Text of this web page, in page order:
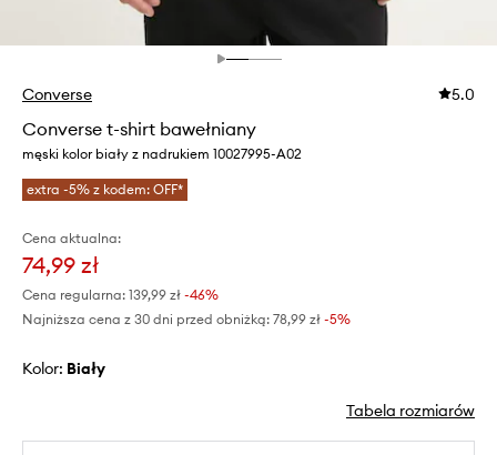
Converse 5.0
Converse t-shirt bawełniany
męski kolor biały z nadrukiem 10027995-A02
extra -5% z kodem: OFF*
Cena aktualna:
74,99 zł
Cena regularna: 139,99 zł -46%
Najniższa cena z 30 dni przed obniżką: 78,99 zł -5%
Kolor: biały
Tabela rozmiarów